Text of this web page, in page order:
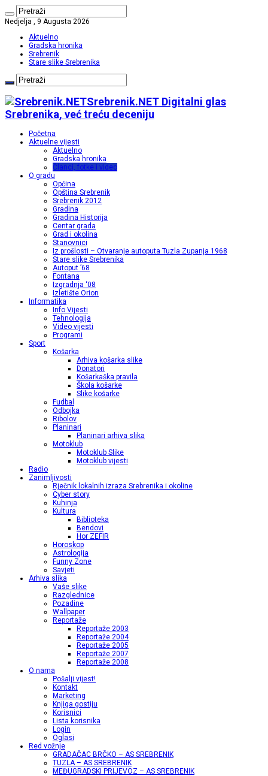
Nedjelja , 9 Augusta 2026
Aktuelno
Gradska hronika
Srebrenik
Stare slike Srebrenika
Srebrenik.NET Digitalni glas
Srebrenika, već treću deceniju
Početna
Aktuelne vijesti
Aktuelno
Gradska hronika
Članci, fotke i video
O gradu
Općina
Opština Srebrenik
Srebrenik 2012
Gradina
Gradina Historija
Centar grada
Grad i okolina
Stanovnici
Iz prošlosti – Otvaranje autoputa Tuzla Zupanja 1968
Stare slike Srebrenika
Autoput ’68
Fontana
Izgradnja ‘08
Izletište Orion
Informatika
Info Vijesti
Tehnologija
Video vijesti
Programi
Sport
Košarka
Arhiva košarka slike
Donatori
Košarkaška pravila
Škola košarke
Slike košarke
Fudbal
Odbojka
Ribolov
Planinari
Planinari arhiva slika
Motoklub
Motoklub Slike
Motoklub vijesti
Radio
Zanimljivosti
Rječnik lokalnih izraza Srebrenika i okoline
Cyber story
Kuhinja
Kultura
Biblioteka
Bendovi
Hor ZEFIR
Horoskop
Astrologija
Funny Zone
Savjeti
Arhiva slika
Vaše slike
Razglednice
Pozadine
Wallpaper
Reportaže
Reportaže 2003
Reportaže 2004
Reportaže 2005
Reportaže 2007
Reportaže 2008
O nama
Pošalji vijest!
Kontakt
Marketing
Knjiga gostiju
Korisnici
Lista korisnika
Login
Oglasi
Red vožnje
GRADAČAC BRČKO – AS SREBRENIK
TUZLA – AS SREBRENIK
MEĐUGRADSKI PRIJEVOZ – AS SREBRENIK